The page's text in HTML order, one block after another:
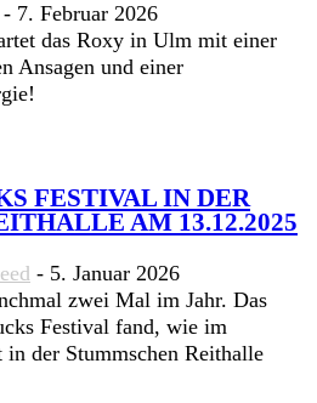
- 7. Februar 2026
das Roxy in Ulm mit einer
Ansagen und einer
FESTIVAL IN DER
AM 13.12.2025
- 5. Januar 2026
zwei Mal im Jahr. Das
Festival fand, wie im
in der Stummschen Reithalle